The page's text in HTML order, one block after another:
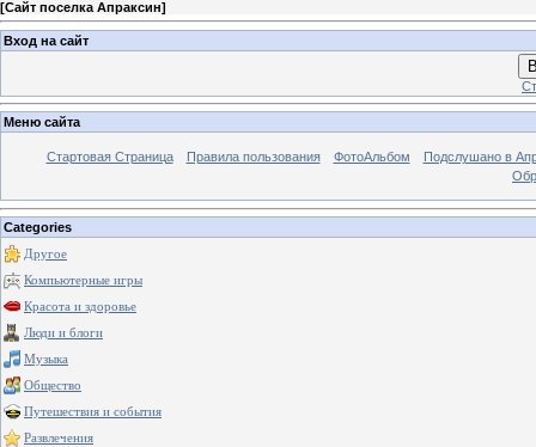
[Сайт поселка Апраксин]
Вход на сайт
Меню сайта
Стартовая Страница Правила пользования ФотоАльбом
Подслушано в
Categories
Другое
Компьютерные игры
Красота и здоровье
Люди и блоги
Музыка
Общество
Путешествия и события
Развлечения